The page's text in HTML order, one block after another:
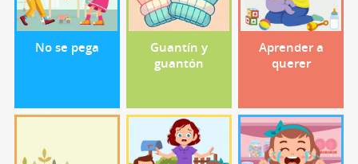
No se pega
Guantín y
guantón
Aprender a
querer